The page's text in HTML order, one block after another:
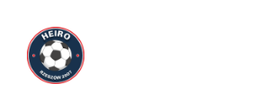
treści